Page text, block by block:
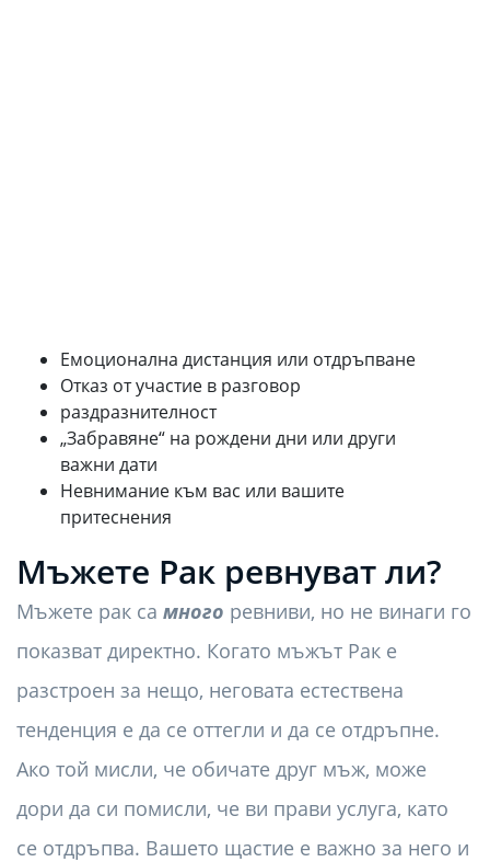
Емоционална дистанция или отдръпване
Отказ от участие в разговор
раздразнителност
„Забравяне“ на рождени дни или други
важни дати
Невнимание към вас или вашите
притеснения
Мъжете Рак ревнуват ли?
Мъжете рак са много ревниви, но не винаги го
показват директно. Когато мъжът Рак е
разстроен за нещо, неговата естествена
тенденция е да се оттегли и да се отдръпне.
Ако той мисли, че обичате друг мъж, може
дори да си помисли, че ви прави услуга, като
се отдръпва. Вашето щастие е важно за него и